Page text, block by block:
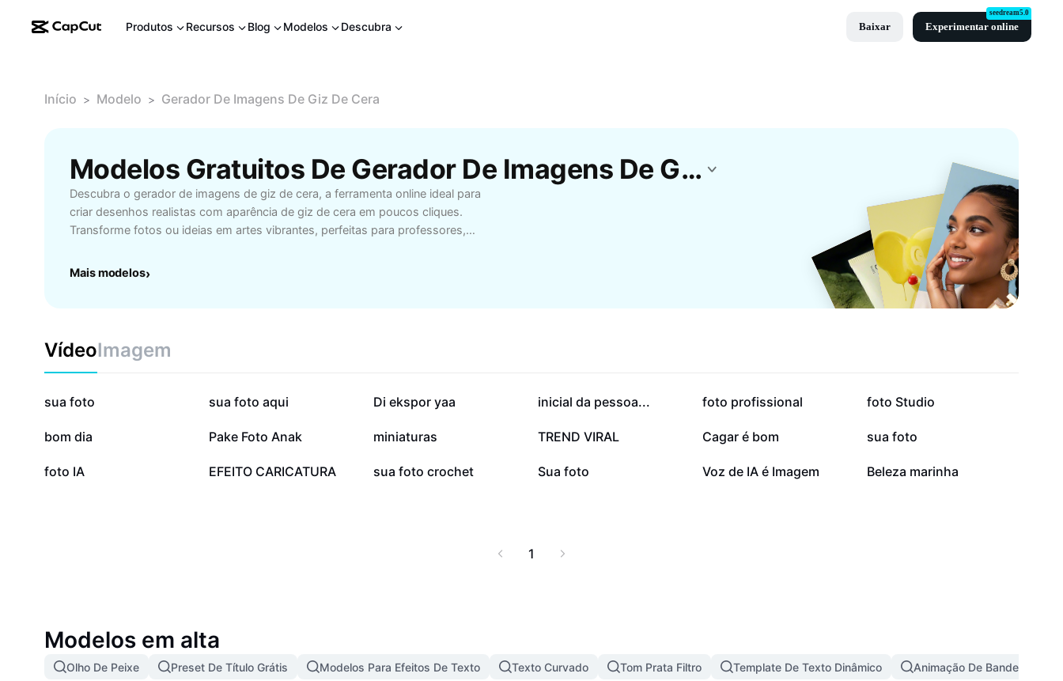
Produtos Recursos Blog Modelos Descubra Baixar Experimentar online
seedream5.0
Início > Modelo > Gerador De Imagens De Giz De Cera
Modelos Gratuitos De Gerador De Imagens De Giz De Cera Da CapCut
Descubra o gerador de imagens de giz de cera, a ferramenta online ideal para
criar desenhos realistas com aparência de giz de cera em poucos cliques.
Transforme fotos ou ideias em artes vibrantes, perfeitas para professores,
cores, texturas e detalhes, proporcionando resultados personalizados que
precisar de habilidades avançadas em design! Com o gerador de imagens
de giz de cera, você economiza tempo e conquista resultados
impressionantes, seja para fins educacionais ou diversão. Dê vida às suas
imagens com efeito de giz de cera agora mesmo e amplie seu repertório de
recursos criativos.
Mais modelos›
VídeoImagem
133,3 mil
sua foto 96,2 mil
sua foto aqui 60,6 mil
Di ekspor yaa 49,7 mil
inicial da pessoa... 29,9 mil
foto profissional 29,6 mil
foto Studio
29,3 mil
bom dia 22,4 mil
Pake Foto Anak 21,4 mil
miniaturas 19,2 mil
TREND VIRAL 15,3 mil
Cagar é bom 12,2 mil
sua foto
7,9 mil
foto IA 4,7 mil
EFEITO CARICATURA 1 mil
sua foto crochet 610
Sua foto 7
Voz de IA é Imagem 0
Beleza marinha
1
Modelos em alta
Olho De Peixe Preset De Título Grátis Modelos Para Efeitos De Texto Texto Curvado Tom Prata Filtro Template De Texto Dinâmico Animação De Bandeira